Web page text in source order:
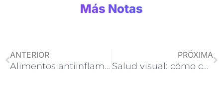
Más Notas
ANTERIOR
Alimentos antiinflamatorios: qué incluir en tu plato para sentirte mejor
PRÓXIMA
Salud visual: cómo cuidar los ojos frente a las pantallas